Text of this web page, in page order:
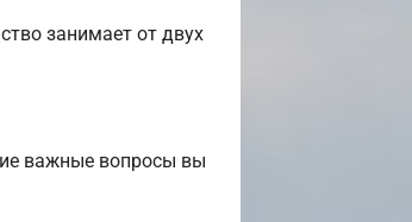
занимает от двух
важные вопросы вы